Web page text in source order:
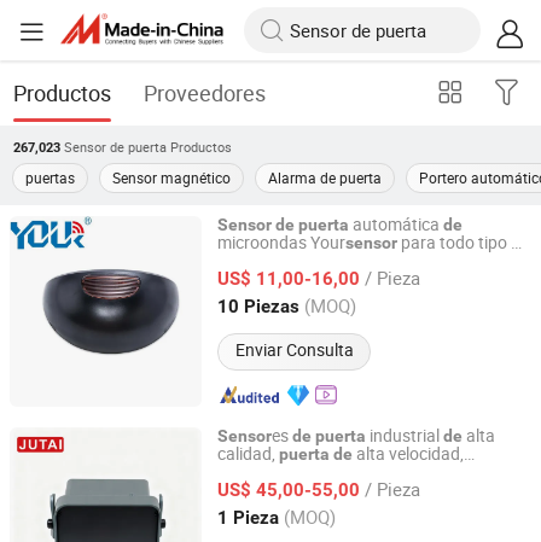
Productos Proveedores
267,023 Sensor de puerta Productos
puertas Sensor magnético Alarma de puerta Portero
Sensorde puerta automática de
microondas Yoursensor para todo tipo
US$ 11,00-16,00 / Pieza
10 Piezas (MOQ)
Enviar Consulta
Ningbo Yoursensor Electronic Technology Co., Ltd.
Zhejiang, China Desde 2024
Sensoresde puerta industrialde alta
calidad, puerta de alta velocidad,
US$ 45,00-55,00 / Pieza
1 Pieza (MOQ)
Shenzhen Jutai Comm Co., Ltd.
Guangdong, China Desde 2021